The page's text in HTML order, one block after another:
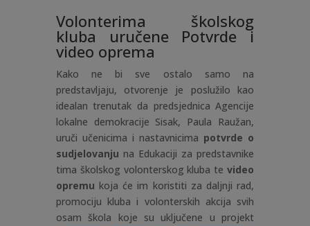
Volonterima školskog
kluba uručene Potvrde i
video oprema
Kako ne bi sve ostalo samo na
predstavljaju, otvorenje je poslužilo kao
idealan trenutak da predsjednica Agencije
lokalne demokracije Sisak, Paula Raužan,
uruči učenicima i nastavnicima potvrde o
sudjelovanju na Edukaciji za predstavnike
tima školskog volonterskog kluba tevideo
opremu koja će im koristiti za daljnji rad,
promociju kluba i volonterskih akcija svih
osam škola koje su uključene u projekt